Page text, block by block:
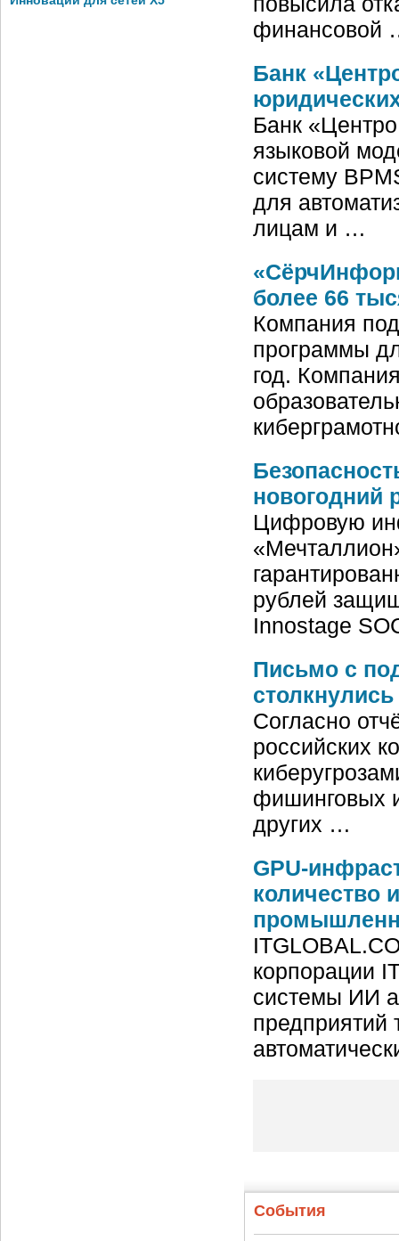
финансовой
Банк
Банк
языковой
систему
для
лицам и …
более 66
Компания
программы
год.
новогодний
Цифровую
рублей
Innostage
Письмо с
Согласно
российских
фишинговых
других …
GPU-
количество
корпорации
системы ИИ
События